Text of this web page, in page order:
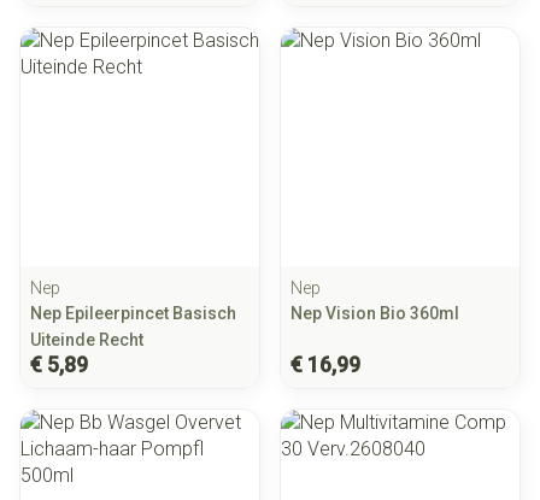
Nep
Nep Epileerpincet Basisch
Uiteinde Recht
€ 5,89
Nep
Nep Vision Bio 360ml
€ 16,99